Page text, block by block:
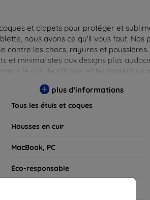
et clapets pour protéger et
nous avons ce qu'il vous faut. Nos
contre les chocs, rayures et
et minimalistes aux designs plus
le cuir, le silicone, et les matériaux
plus d'informations
Tous les étuis et coques
Housses en cuir
MacBook, PC
Éco-responsable